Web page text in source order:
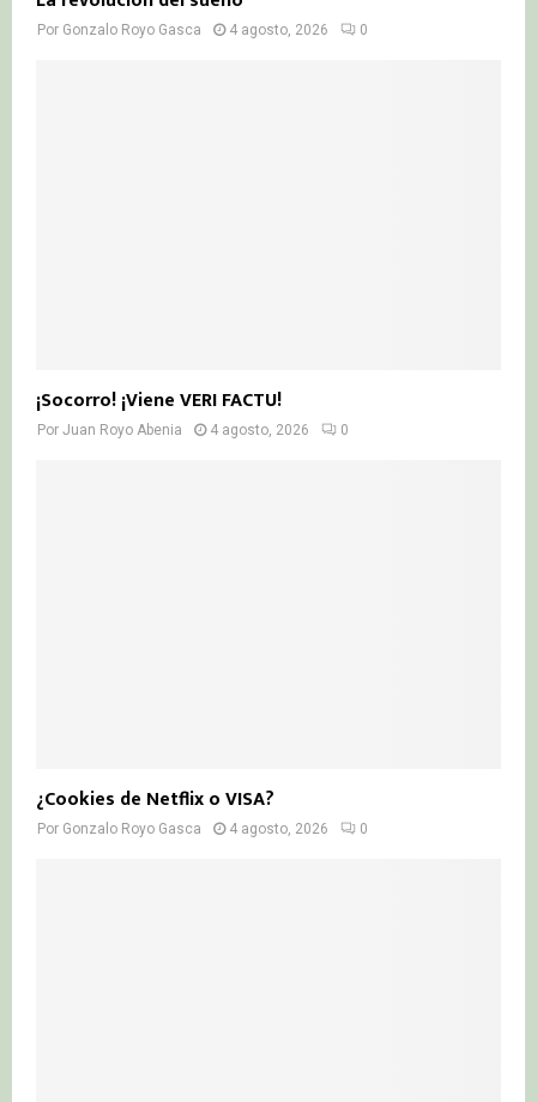
Por Gonzalo Royo Gasca 4 agosto, 2026 0
¡Socorro! ¡Viene VERI FACTU!
Por Juan Royo Abenia 4 agosto, 2026 0
¿Cookies de Netflix o VISA?
Por Gonzalo Royo Gasca 4 agosto, 2026 0